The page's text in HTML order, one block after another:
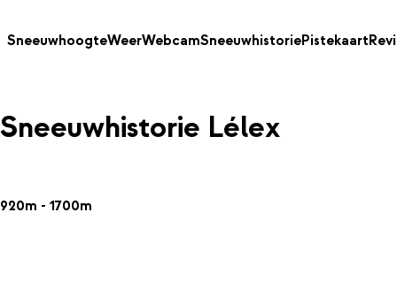
SneeuwhoogteWeerWebcamSneeuwhistoriePistekaart
Sneeuwhistorie Lélex
920m - 1700m